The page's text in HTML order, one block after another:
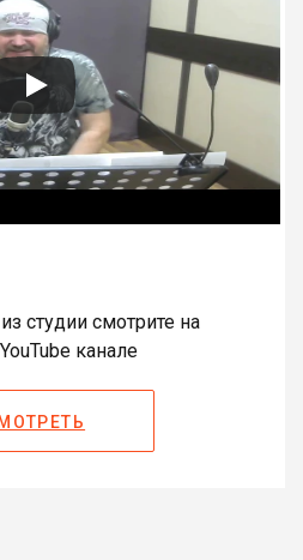
студии смотрите на
канале